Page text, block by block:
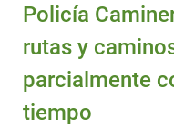
Policía
rutas y
parcialmente
tiempo